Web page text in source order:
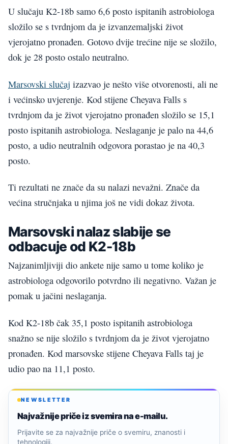
U slučaju K2-18b samo 6,6 posto ispitanih astrobiologa
složilo se s tvrdnjom da je izvanzemaljski život
vjerojatno pronađen. Gotovo dvije trećine nije se složilo,
dok je 28 posto ostalo neutralno.
Marsovski slučaj izazvao je nešto više otvorenosti, ali ne
i većinsko uvjerenje. Kod stijene Cheyava Falls s
tvrdnjom da je život vjerojatno pronađen složilo se 15,1
posto ispitanih astrobiologa. Neslaganje je palo na 44,6
posto, a udio neutralnih odgovora porastao je na 40,3
posto.
Ti rezultati ne znače da su nalazi nevažni. Znače da
većina stručnjaka u njima još ne vidi dokaz života.
Marsovski nalaz slabije se
odbacuje od K2-18b
Najzanimljiviji dio ankete nije samo u tome koliko je
astrobiologa odgovorilo potvrdno ili negativno. Važan je
pomak u jačini neslaganja.
Kod K2-18b čak 35,1 posto ispitanih astrobiologa
snažno se nije složilo s tvrdnjom da je život vjerojatno
pronađen. Kod marsovske stijene Cheyava Falls taj je
udio pao na 11,1 posto.
NEWSLETTER
Najvažnije priče iz svemira na e-mailu.
Prijavite se za najvažnije priče o svemiru, znanosti i
tehnologiji.